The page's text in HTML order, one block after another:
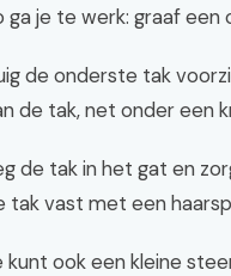
ga je te werk: graaf
de onderste tak
de tak, net onder een
de tak in het gat en
tak vast met een
kunt ook een kleine